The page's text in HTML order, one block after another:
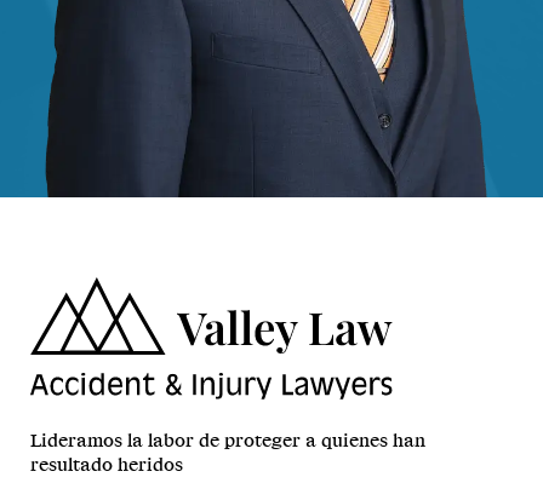
Lideramos la labor de proteger a quienes han
resultado heridos